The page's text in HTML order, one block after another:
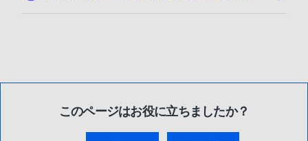
このページはお役に立ちましたか？